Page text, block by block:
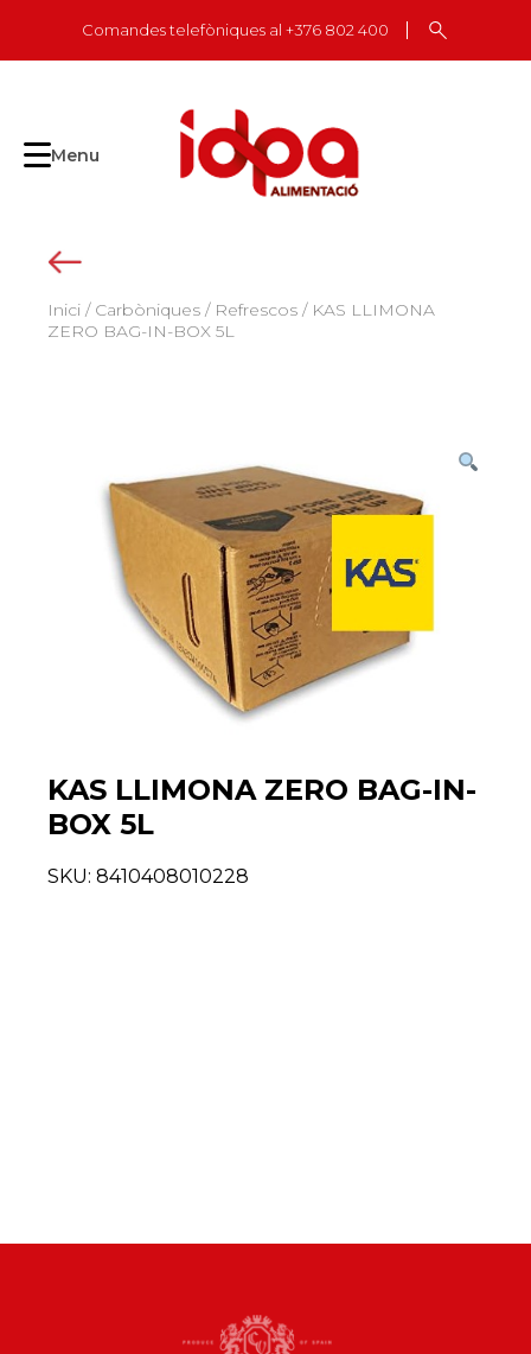
content
Comandes telefòniques al +376 802 400
Menu
Inici / Carbòniques / Refrescos / KAS LLIMONA
ZERO BAG-IN-BOX 5L
KAS LLIMONA ZERO BAG-IN-
BOX 5L
SKU: 8410408010228